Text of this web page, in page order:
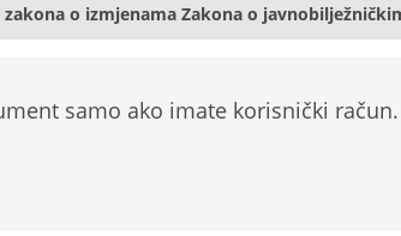
zakona o izmjenama Zakona o
samo ako imate korisnički račun.